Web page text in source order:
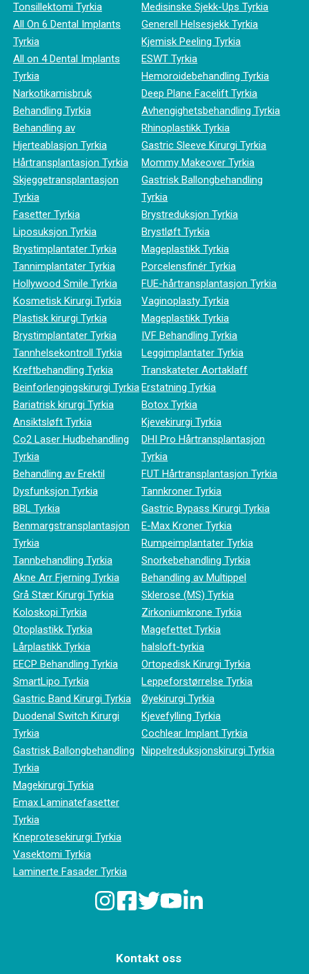
Tonsillektomi Tyrkia
All On 6 Dental Implants
Tyrkia
All on 4 Dental Implants
Tyrkia
Narkotikamisbruk
Behandling Tyrkia
Behandling av
Hjerteablasjon Tyrkia
Hårtransplantasjon Tyrkia
Skjeggetransplantasjon
Tyrkia
Fasetter Tyrkia
Liposuksjon Tyrkia
Brystimplantater Tyrkia
Tannimplantater Tyrkia
Hollywood Smile Tyrkia
Kosmetisk Kirurgi Tyrkia
Plastisk kirurgi Tyrkia
Brystimplantater Tyrkia
Tannhelsekontroll Tyrkia
Kreftbehandling Tyrkia
Beinforlengingskirurgi Tyrkia
Bariatrisk kirurgi Tyrkia
Ansiktsløft Tyrkia
Co2 Laser Hudbehandling
Tyrkia
Behandling av Erektil
Dysfunksjon Tyrkia
BBL Tyrkia
Benmargstransplantasjon
Tyrkia
Tannbehandling Tyrkia
Akne Arr Fjerning Tyrkia
Grå Stær Kirurgi Tyrkia
Koloskopi Tyrkia
Otoplastikk Tyrkia
Lårplastikk Tyrkia
EECP Behandling Tyrkia
SmartLipo Tyrkia
Gastric Band Kirurgi Tyrkia
Duodenal Switch Kirurgi
Tyrkia
Gastrisk Ballongbehandling
Tyrkia
Magekirurgi Tyrkia
Emax Laminatefasetter
Tyrkia
Kneprotesekirurgi Tyrkia
Vasektomi Tyrkia
Laminerte Fasader Tyrkia
Medisinske Sjekk-Ups Tyrkia
Generell Helsesjekk Tyrkia
Kjemisk Peeling Tyrkia
ESWT Tyrkia
Hemoroidebehandling Tyrkia
Deep Plane Facelift Tyrkia
Avhengighetsbehandling Tyrkia
Rhinoplastikk Tyrkia
Gastric Sleeve Kirurgi Tyrkia
Mommy Makeover Tyrkia
Gastrisk Ballongbehandling
Tyrkia
Brystreduksjon Tyrkia
Brystløft Tyrkia
Mageplastikk Tyrkia
Porcelensfinér Tyrkia
FUE-hårtransplantasjon Tyrkia
Vaginoplasty Tyrkia
Mageplastikk Tyrkia
IVF Behandling Tyrkia
Leggimplantater Tyrkia
Transkateter Aortaklaff
Erstatning Tyrkia
Botox Tyrkia
Kjevekirurgi Tyrkia
DHI Pro Hårtransplantasjon
Tyrkia
FUT Hårtransplantasjon Tyrkia
Tannkroner Tyrkia
Gastric Bypass Kirurgi Tyrkia
E-Max Kroner Tyrkia
Rumpeimplantater Tyrkia
Snorkebehandling Tyrkia
Behandling av Multippel
Sklerose (MS) Tyrkia
Zirkoniumkrone Tyrkia
Magefettet Tyrkia
halsloft-tyrkia
Ortopedisk Kirurgi Tyrkia
Leppeforstørrelse Tyrkia
Øyekirurgi Tyrkia
Kjevefylling Tyrkia
Cochlear Implant Tyrkia
Nippelreduksjonskirurgi Tyrkia
Kontakt oss